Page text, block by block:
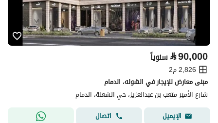
⃁90,000 سنوياً
2,826 م2
مبنى معارض للإيجار في الشوله، الدمام
شارع الأمير متعب بن عبدالعزيز، حي الشعلة، الدمام
الإيميل
اتصال